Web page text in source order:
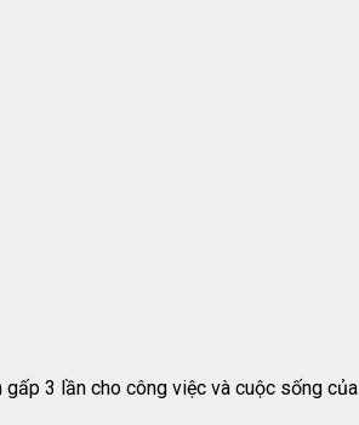
gấp 3 lần cho công việc và cuộc sống của